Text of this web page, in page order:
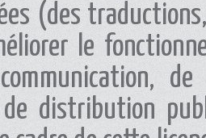
(des
le
de distribution